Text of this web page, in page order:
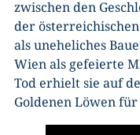
zwischen den
der
als uneheliches
Wien als gefeierte
Tod erhielt sie auf
Goldenen Löwen